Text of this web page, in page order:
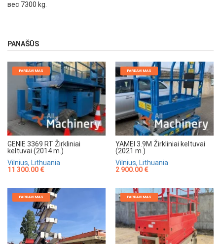
вес 7300 kg.
PANAŠŪS
PARDAVIMAS
GENIE 3369 RT Žirkliniai
keltuvai (2014 m.)
Vilnius, Lithuania
11 300.00 €
PARDAVIMAS
YAMEI 3.9M Žirkliniai keltuvai
(2021 m.)
Vilnius, Lithuania
2 900.00 €
PARDAVIMAS PARDAVIMAS